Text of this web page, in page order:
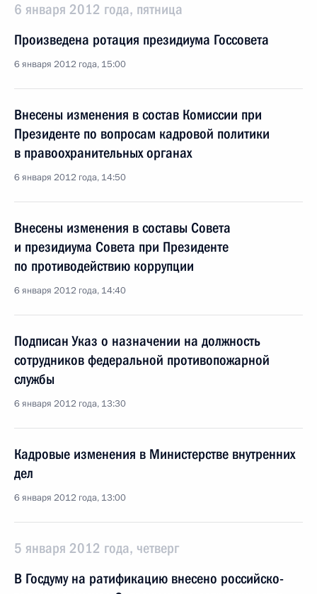
6 января 2012 года, пятница
Произведена ротация президиума Госсовета
6 января 2012 года, 15:00
Внесены изменения в состав Комиссии при
Президенте по вопросам кадровой политики
в правоохранительных органах
6 января 2012 года, 14:50
Внесены изменения в составы Совета
и президиума Совета при Президенте
по противодействию коррупции
6 января 2012 года, 14:40
Подписан Указ о назначении на должность
сотрудников федеральной противопожарной
службы
6 января 2012 года, 13:30
Кадровые изменения в Министерстве внутренних
дел
6 января 2012 года, 13:00
5 января 2012 года, четверг
В Госдуму на ратификацию внесено российско-